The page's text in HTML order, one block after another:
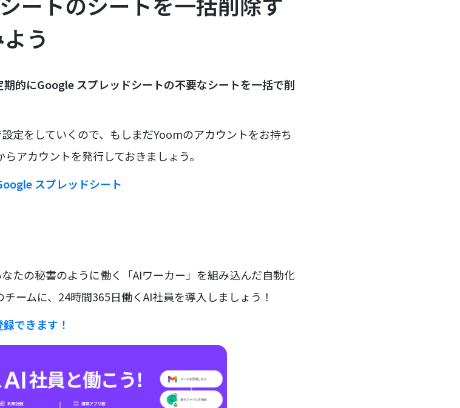
う
期的にGoogle スプレッドシートの不要なシートを一括で削
定をしていくので、もしまだYoomのアカウントをお持ち
らアカウントを発行しておきましょう。
スプレッドシート
たの秘書のように働く「AIワーカー」を組み込んだ自動化
ームに、24時間365日働くAI社員を導入しましょう！
できます！